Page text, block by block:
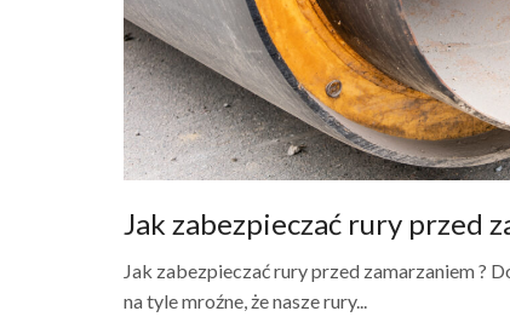
Jak zabezpieczać rury przed
Jak zabezpieczać rury przed zamarzaniem ?
na tyle mroźne, że nasze rury...